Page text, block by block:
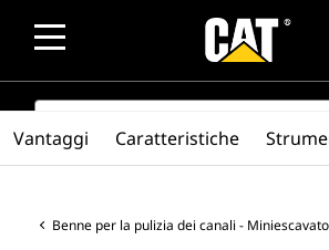
SEARCH
Benne per la pulizia dei canali -
Vantaggi Caratteristiche